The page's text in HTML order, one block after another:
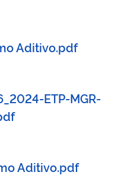
Aditivo.pdf
ETP-MGR-
Aditivo.pdf